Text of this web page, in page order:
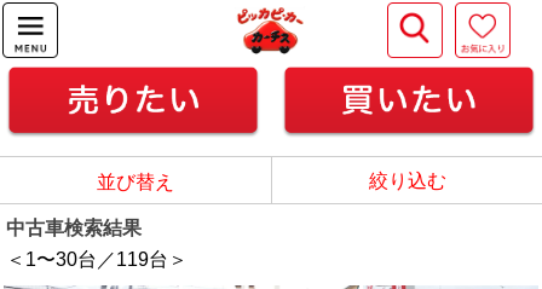
並び替え 絞り込む
中古車検索結果
＜1〜30台／119台＞